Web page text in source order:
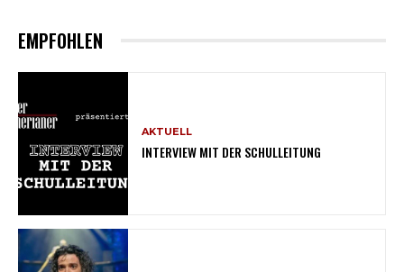
EMPFOHLEN
AKTUELL
INTERVIEW MIT DER SCHULLEITUNG